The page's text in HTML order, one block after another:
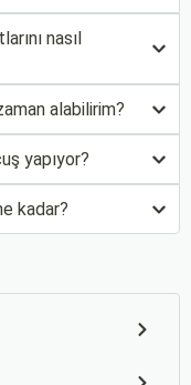
nasıl
alabilirim?
yapıyor?
kadar?